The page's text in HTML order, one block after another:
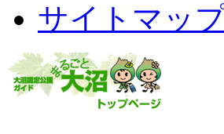
サイトマッ